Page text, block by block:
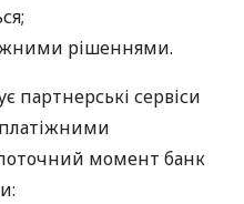
рішеннями.
партнерські сервіси
платіжними
момент банк